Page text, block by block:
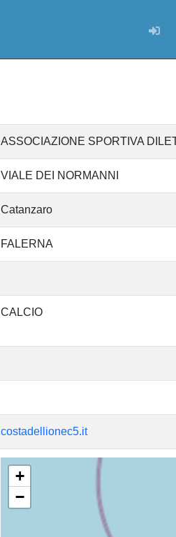
ASSOCIAZIONE SPORTIVA
VIALE DEI NORMANNI
Catanzaro
FALERNA
CALCIO
costadellionec5.it
+
−